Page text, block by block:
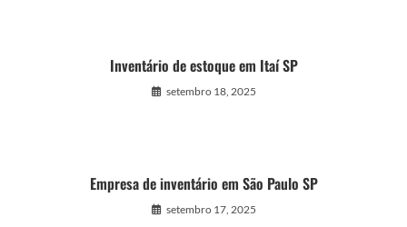
Inventário de estoque em Itaí SP
setembro 18, 2025
Empresa de inventário em São Paulo SP
setembro 17, 2025